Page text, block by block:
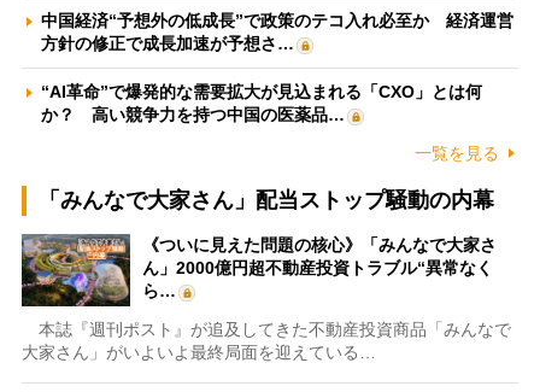
中国経済“予想外の低成長”で政策のテコ入れ必至か 経済運営
方針の修正で成長加速が予想さ…
“AI革命”で爆発的な需要拡大が見込まれる「CXO」とは何
か？ 高い競争力を持つ中国の医薬品…
一覧を見る
「みんなで大家さん」配当ストップ騒動の内幕
《ついに見えた問題の核心》「みんなで大家さ
ん」2000億円超不動産投資トラブル“異常なく
ら…
本誌『週刊ポスト』が追及してきた不動産投資商品「みんなで
大家さん」がいよいよ最終局面を迎えている…